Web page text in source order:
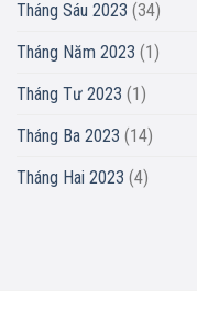
Tháng Sáu 2023 (34)
Tháng Năm 2023 (1)
Tháng Tư 2023 (1)
Tháng Ba 2023 (14)
Tháng Hai 2023 (4)